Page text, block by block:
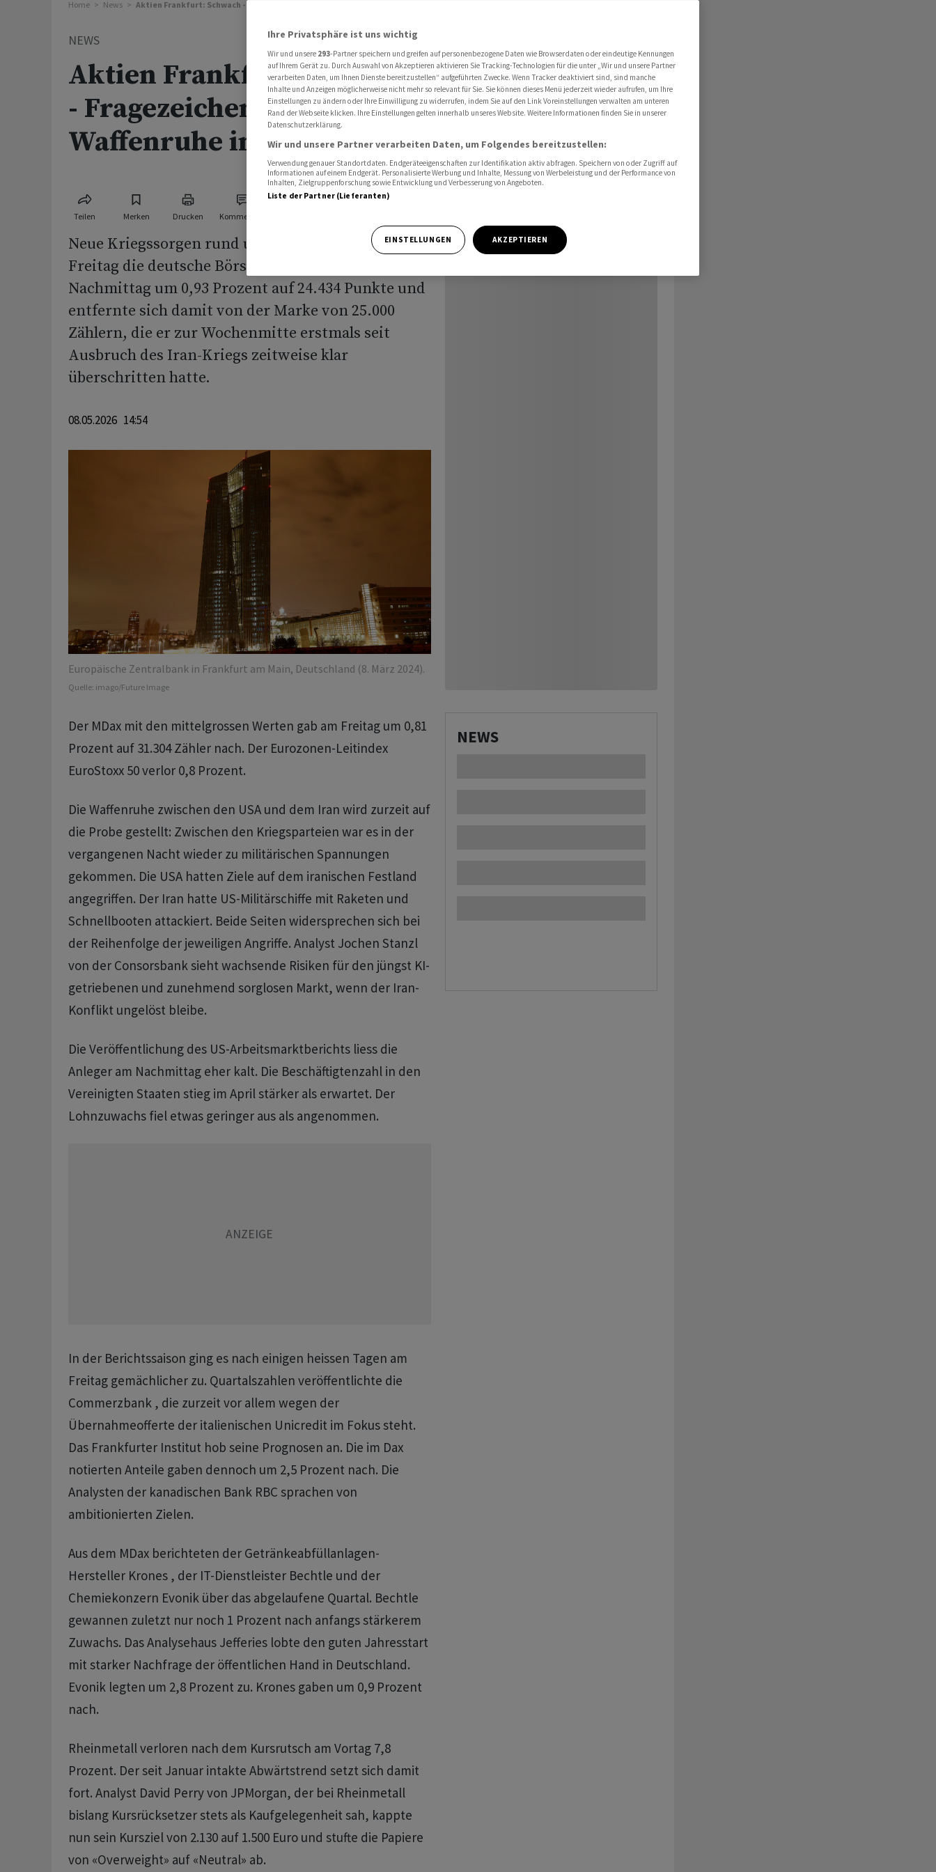
Home News Aktien Frankfurt: Schwach - Fragezeichen hinter Waffenruhe in Iran
NEWS
Aktien Frankfurt: Schwach
- Fragezeichen hinter
Waffenruhe in Iran
Teilen Merken Drucken Kommentare
Neue Kriegssorgen rund um den Iran belasten am
Freitag die deutsche Börse. Der Dax sank am
Nachmittag um 0,93 Prozent auf 24.434 Punkte und
entfernte sich damit von der Marke von 25.000
Zählern, die er zur Wochenmitte erstmals seit
Ausbruch des Iran-Kriegs zeitweise klar
überschritten hatte.
08.05.2026 14:54
Europäische Zentralbank in Frankfurt am Main, Deutschland (8. März 2024).
Quelle: imago/Future Image
Der MDax mit den mittelgrossen Werten gab am Freitag um 0,81
Prozent auf 31.304 Zähler nach. Der Eurozonen-Leitindex
EuroStoxx 50 verlor 0,8 Prozent.
Die Waffenruhe zwischen den USA und dem Iran wird zurzeit auf
die Probe gestellt: Zwischen den Kriegsparteien war es in der
vergangenen Nacht wieder zu militärischen Spannungen
gekommen. Die USA hatten Ziele auf dem iranischen Festland
angegriffen. Der Iran hatte US-Militärschiffe mit Raketen und
Schnellbooten attackiert. Beide Seiten widersprechen sich bei
der Reihenfolge der jeweiligen Angriffe. Analyst Jochen Stanzl
von der Consorsbank sieht wachsende Risiken für den jüngst KI-
getriebenen und zunehmend sorglosen Markt, wenn der Iran-
Konflikt ungelöst bleibe.
Die Veröffentlichung des US-Arbeitsmarktberichts liess die
Anleger am Nachmittag eher kalt. Die Beschäftigtenzahl in den
Vereinigten Staaten stieg im April stärker als erwartet. Der
Lohnzuwachs fiel etwas geringer aus als angenommen.
In der Berichtssaison ging es nach einigen heissen Tagen am
Freitag gemächlicher zu. Quartalszahlen veröffentlichte die
Commerzbank , die zurzeit vor allem wegen der
Übernahmeofferte der italienischen Unicredit im Fokus steht.
Das Frankfurter Institut hob seine Prognosen an. Die im Dax
notierten Anteile gaben dennoch um 2,5 Prozent nach. Die
Analysten der kanadischen Bank RBC sprachen von
ambitionierten Zielen.
Aus dem MDax berichteten der Getränkeabfüllanlagen-
Hersteller Krones , der IT-Dienstleister Bechtle und der
Chemiekonzern Evonik über das abgelaufene Quartal. Bechtle
gewannen zuletzt nur noch 1 Prozent nach anfangs stärkerem
Zuwachs. Das Analysehaus Jefferies lobte den guten Jahresstart
mit starker Nachfrage der öffentlichen Hand in Deutschland.
Evonik legten um 2,8 Prozent zu. Krones gaben um 0,9 Prozent
nach.
Rheinmetall verloren nach dem Kursrutsch am Vortag 7,8
Prozent. Der seit Januar intakte Abwärtstrend setzt sich damit
fort. Analyst David Perry von JPMorgan, der bei Rheinmetall
bislang Kursrücksetzer stets als Kaufgelegenheit sah, kappte
nun sein Kursziel von 2.130 auf 1.500 Euro und stufte die Papiere
von «Overweight» auf «Neutral» ab.
NEWS
Ihre Privatsphäre ist uns wichtig
Wir und unsere 293-Partner speichern und greifen auf personenbezogene Daten wie Browserdaten oder eindeutige Kennungen
auf Ihrem Gerät zu. Durch Auswahl von Akzeptieren aktivieren Sie Tracking-Technologien für die unter „Wir und unsere Partner
verarbeiten Daten, um Ihnen Dienste bereitzustellen“ aufgeführten Zwecke. Wenn Tracker deaktiviert sind, sind manche
Inhalte und Anzeigen möglicherweise nicht mehr so relevant für Sie. Sie können dieses Menü jederzeit wieder aufrufen, um Ihre
Einstellungen zu ändern oder Ihre Einwilligung zu widerrufen, indem Sie auf den Link Voreinstellungen verwalten am unteren
Rand der Webseite klicken. Ihre Einstellungen gelten innerhalb unseres Website. Weitere Informationen finden Sie in unserer
Datenschutzerklärung.
Wir und unsere Partner verarbeiten Daten, um Folgendes bereitzustellen:
Verwendung genauer Standortdaten. Endgeräteeigenschaften zur Identifikation aktiv abfragen. Speichern von oder Zugriff auf
Informationen auf einem Endgerät. Personalisierte Werbung und Inhalte, Messung von Werbeleistung und der Performance von
Inhalten, Zielgruppenforschung sowie Entwicklung und Verbesserung von Angeboten.
Liste der Partner (Lieferanten)
EINSTELLUNGEN AKZEPTIEREN